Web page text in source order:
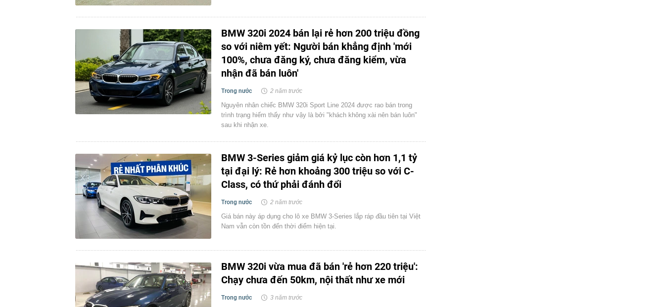
BMW 320i 2024 bán lại rẻ hơn 200 triệu đồng
so với niêm yết: Người bán khẳng định 'mới
100%, chưa đăng ký, chưa đăng kiểm, vừa
nhận đã bán luôn'
Trong nước 2 năm trước
Nguyên nhân chiếc BMW 320i Sport Line 2024 được rao bán trong
trình trạng hiếm thấy như vậy là bởi "khách không xài nên bán luôn"
sau khi nhận xe.
BMW 3-Series giảm giá kỷ lục còn hơn 1,1 tỷ
tại đại lý: Rẻ hơn khoảng 300 triệu so với C-
Class, có thứ phải đánh đổi
Trong nước 2 năm trước
Giá bán này áp dụng cho lô xe BMW 3-Series lắp ráp đầu tiên tại Việt
Nam vẫn còn tồn đến thời điểm hiện tại.
BMW 320i vừa mua đã bán 'rẻ hơn 220 triệu':
Chạy chưa đến 50km, nội thất như xe mới
Trong nước 3 năm trước